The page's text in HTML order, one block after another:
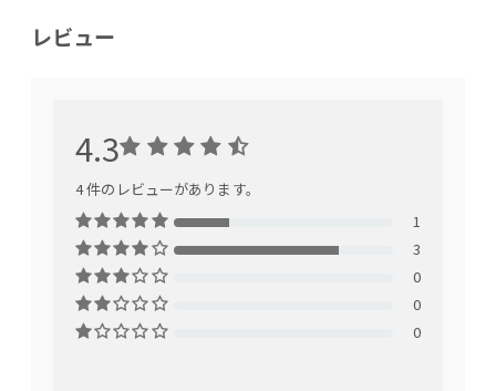
レビュー
4.3
4 件のレビューがあります。
1
3
0
0
0